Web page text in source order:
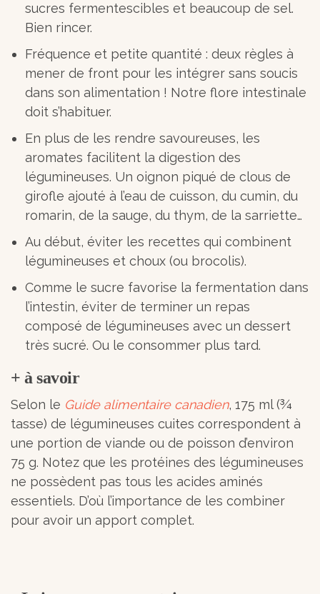
sucres fermentescibles et beaucoup de sel.
Bien rincer.
Fréquence et petite quantité : deux règles à
mener de front pour les intégrer sans soucis
dans son alimentation ! Notre flore intestinale
doit s’habituer.
En plus de les rendre savoureuses, les
aromates facilitent la digestion des
légumineuses. Un oignon piqué de clous de
girofle ajouté à l’eau de cuisson, du cumin, du
romarin, de la sauge, du thym, de la sarriette…
Au début, éviter les recettes qui combinent
légumineuses et choux (ou brocolis).
Comme le sucre favorise la fermentation dans
l’intestin, éviter de terminer un repas
composé de légumineuses avec un dessert
très sucré. Ou le consommer plus tard.
+ à savoir
Selon le Guide alimentaire canadien, 175 ml (¾
tasse) de légumineuses cuites correspondent à
une portion de viande ou de poisson d’environ
75 g. Notez que les protéines des légumineuses
ne possèdent pas tous les acides aminés
essentiels. D’où l’importance de les combiner
pour avoir un apport complet.